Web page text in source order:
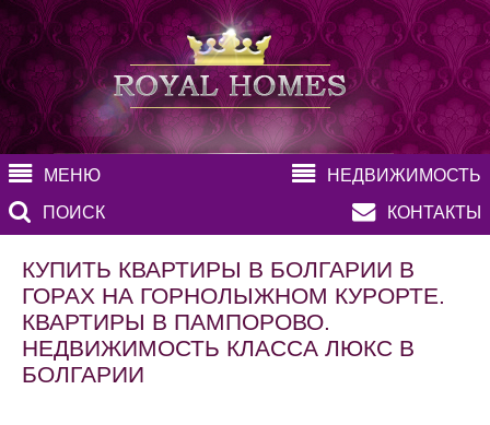
МЕНЮ
НЕДВИЖИМОСТЬ
ПОИСК
КОНТАКТЫ
КУПИТЬ КВАРТИРЫ В БОЛГАРИИ В
ГОРАХ НА ГОРНОЛЫЖНОМ КУРОРТЕ.
КВАРТИРЫ В ПАМПОРОВО.
НЕДВИЖИМОСТЬ КЛАССА ЛЮКС В
БОЛГАРИИ